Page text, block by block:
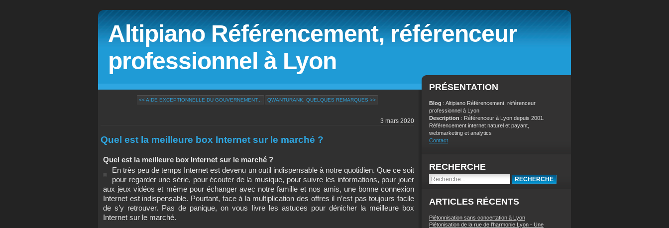
Altipiano Référencement, référenceur
professionnel à Lyon
<< AIDE EXCEPTIONNELLE DU GOUVERNEMENT... QWANTURANK, QUELQUES REMARQUES >>
3 mars 2020
Quel est la meilleure box Internet sur le marché ?
Quel est la meilleure box Internet sur le marché ?
En très peu de temps Internet est devenu un outil indispensable à notre quotidien. Que ce soit
pour regarder une série, pour écouter de la musique, pour suivre les informations, pour jouer
aux jeux vidéos et même pour échanger avec notre famille et nos amis, une bonne connexion
Internet est indispensable. Pourtant, face à la multiplication des offres il n’est pas toujours facile
de s’y retrouver. Pas de panique, on vous livre les astuces pour dénicher la meilleure box
Internet sur le marché.
PRÉSENTATION
Blog : Altipiano Référencement, référenceur
professionnel à Lyon
Description : Référenceur à Lyon depuis 2001.
Référencement internet naturel et payant,
webmarketing et analytics
Contact
RECHERCHE
ARTICLES RÉCENTS
Piétonnisation sans concertation à Lyon
Piétonisation de la rue de l'harmonie Lyon - Une